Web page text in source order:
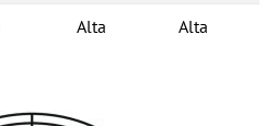
Alta Alta